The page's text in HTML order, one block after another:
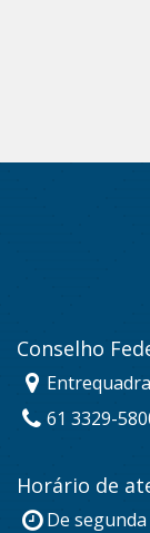
Conselho
61 3329-
Horário de
De